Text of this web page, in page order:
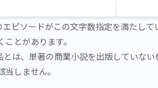
ピソードがこの文字数指定を満たし
とがあります。
は、単著の商業小説を出版していな
しません。